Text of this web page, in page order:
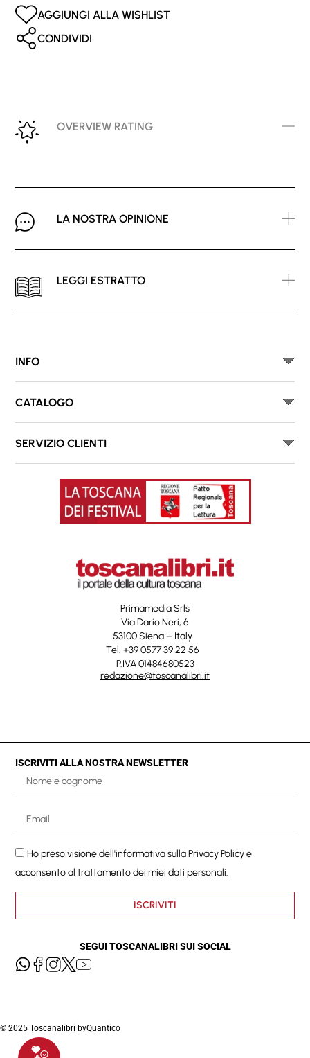
AGGIUNGI ALLA WISHLIST
CONDIVIDI
OVERVIEW RATING
LA NOSTRA OPINIONE
LEGGI ESTRATTO
INFO
CATALOGO
SERVIZIO CLIENTI
Primamedia Srls
Via Dario Neri, 6
53100 Siena – Italy
Tel. +39 0577 39 22 56
P.IVA 01484680523
redazione@toscanalibri.it
ISCRIVITI ALLA NOSTRA NEWSLETTER
Ho preso visione dell'informativa sullaPrivacy Policye
acconsento al trattamento dei miei dati personali.
ISCRIVITI
SEGUI TOSCANALIBRI SUI SOCIAL
© 2025 Toscanalibri byQuantico